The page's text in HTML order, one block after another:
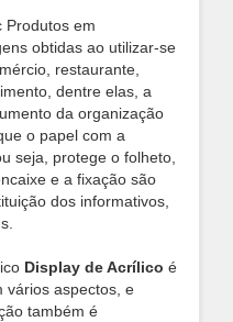
Produtos em
obtidas ao utilizar-se
restaurante,
dentre elas, a
da organização
o papel com a
seja, protege o folheto,
e a fixação são
dos informativos,
Display de Acrílico é
vários aspectos, e
também é